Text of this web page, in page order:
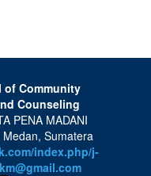
of Community
Counseling
PENA MADANI
Sumatera
index.php/j-